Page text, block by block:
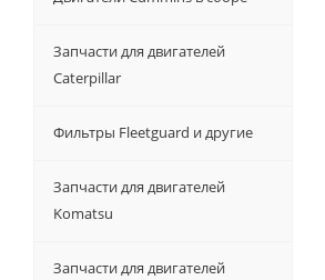
Запчасти для двигателей
Caterpillar
Фильтры Fleetguard и другие
Запчасти для двигателей
Komatsu
Запчасти для двигателей